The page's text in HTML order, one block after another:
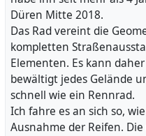
Rennräder. Aber auch #
Soundbike und #
habe ich ordentlich
#LittleStevie, mein
es halt sehr weit bewegt,
diesjährigen Highlight, der
vom Kölner Dom zum
Weil ich dann doch mit
Düren Mitte 2018.
Das Rad vereint die
kompletten
Elementen. Es kann
bewältigt jedes Gelände
schnell wie ein Rennrad.
Ich fahre es an sich so,
Ausnahme der Reifen.